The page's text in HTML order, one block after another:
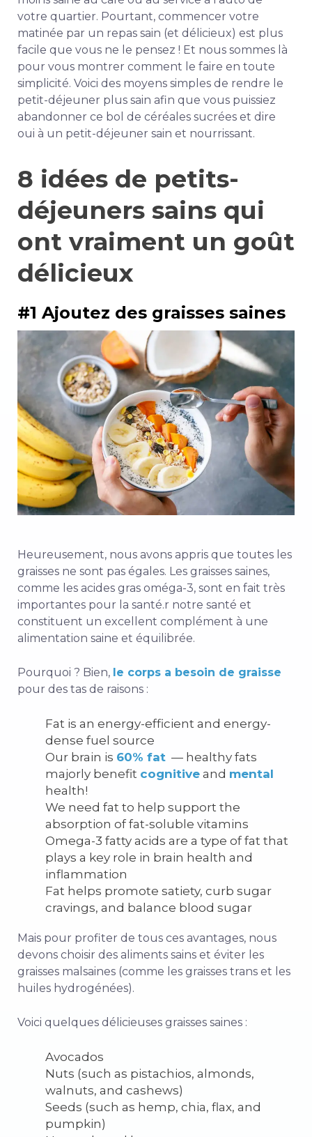
votre quartier. Pourtant, commencer votre
matinée par un repas sain (et délicieux) est plus
facile que vous ne le pensez ! Et nous sommes là
pour vous montrer comment le faire en toute
simplicité. Voici des moyens simples de rendre le
petit-déjeuner plus sain afin que vous puissiez
abandonner ce bol de céréales sucrées et dire
oui à un petit-déjeuner sain et nourrissant.
8 idées de petits-
déjeuners sains qui
ont vraiment un goût
délicieux
#1 Ajoutez des graisses saines
Heureusement, nous avons appris que toutes les
graisses ne sont pas égales. Les graisses saines,
comme les acides gras oméga-3, sont en fait très
importantes pour la santé.r notre santé et
constituent un excellent complément à une
alimentation saine et équilibrée.
Pourquoi ? Bien, le corps a besoin de graisse
pour des tas de raisons :
Fat is an energy-efficient and energy-
dense fuel source
Our brain is 60% fat — healthy fats
majorly benefit cognitive and mental
health!
We need fat to help support the
absorption of fat-soluble vitamins
Omega-3 fatty acids are a type of fat that
plays a key role in brain health and
inflammation
Fat helps promote satiety, curb sugar
cravings, and balance blood sugar
Mais pour profiter de tous ces avantages, nous
devons choisir des aliments sains et éviter les
graisses malsaines (comme les graisses trans et les
huiles hydrogénées).
Voici quelques délicieuses graisses saines :
Avocados
Nuts (such as pistachios, almonds,
walnuts, and cashews)
Seeds (such as hemp, chia, flax, and
pumpkin)